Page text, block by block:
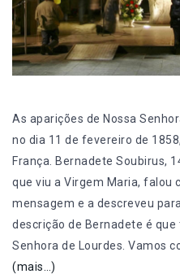
As aparições de Nossa
no dia 11 de fevereiro de
França. Bernadete Soubirus,
que viu a Virgem Maria, falou
mensagem e a descreveu
descrição de Bernadete é
Senhora de Lourdes. Vamos
(mais…)